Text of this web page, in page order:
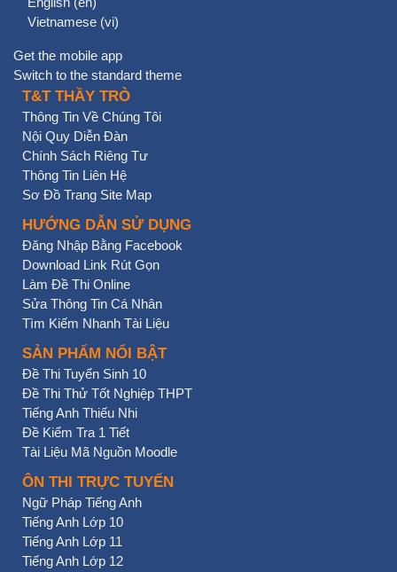
Vietnamese ‎(vi)‎
Get the mobile app
Switch to the standard theme
T&T THẦY TRÒ
Thông Tin Về Chúng Tôi
Nội Quy Diễn Đàn
Chính Sách Riêng Tư
Thông Tin Liên Hệ
Sơ Đồ Trang Site Map
HƯỚNG DẪN SỬ DỤNG
Đăng Nhập Bằng Facebook
Download Link Rút Gọn
Làm Đề Thi Online
Sửa Thông Tin Cá Nhân
Tìm Kiếm Nhanh Tài Liệu
SẢN PHẨM NỔI BẬT
Đề Thi Tuyển Sinh 10
Đề Thi Thử Tốt Nghiệp THPT
Tiếng Anh Thiếu Nhi
Đề Kiểm Tra 1 Tiết
Tài Liệu Mã Nguồn Moodle
ÔN THI TRỰC TUYẾN
Ngữ Pháp Tiếng Anh
Tiếng Anh Lớp 10
Tiếng Anh Lớp 11
Tiếng Anh Lớp 12